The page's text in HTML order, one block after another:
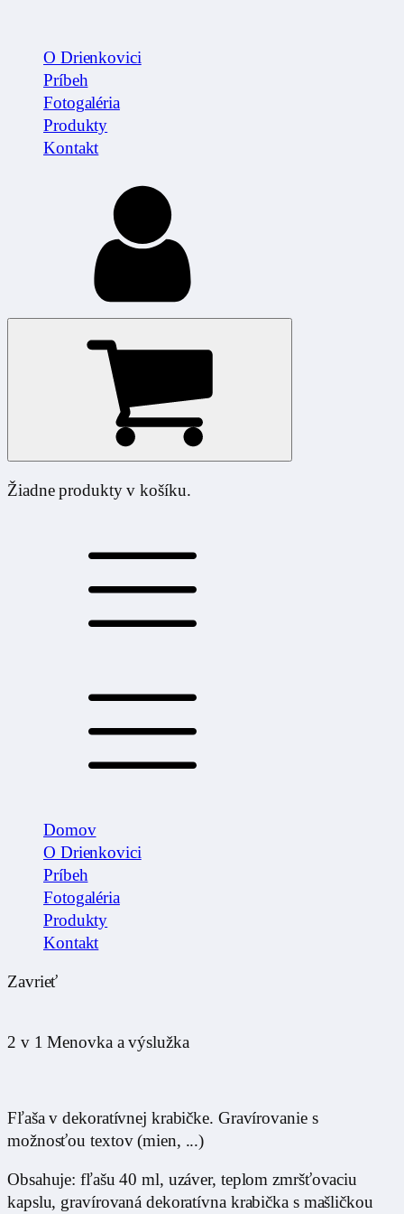
O Drienkovici
Príbeh
Fotogaléria
Produkty
Kontakt
Žiadne produkty v košíku.
Domov
O Drienkovici
Príbeh
Fotogaléria
Produkty
Kontakt
Zavrieť
2 v 1 Menovka a výslužka
Fľaša v dekoratívnej krabičke. Gravírovanie s
možnosťou textov (mien, ...)
Obsahuje: fľašu 40 ml, uzáver, teplom zmršťovaciu
kapslu, gravírovaná dekoratívna krabička s mašličkou